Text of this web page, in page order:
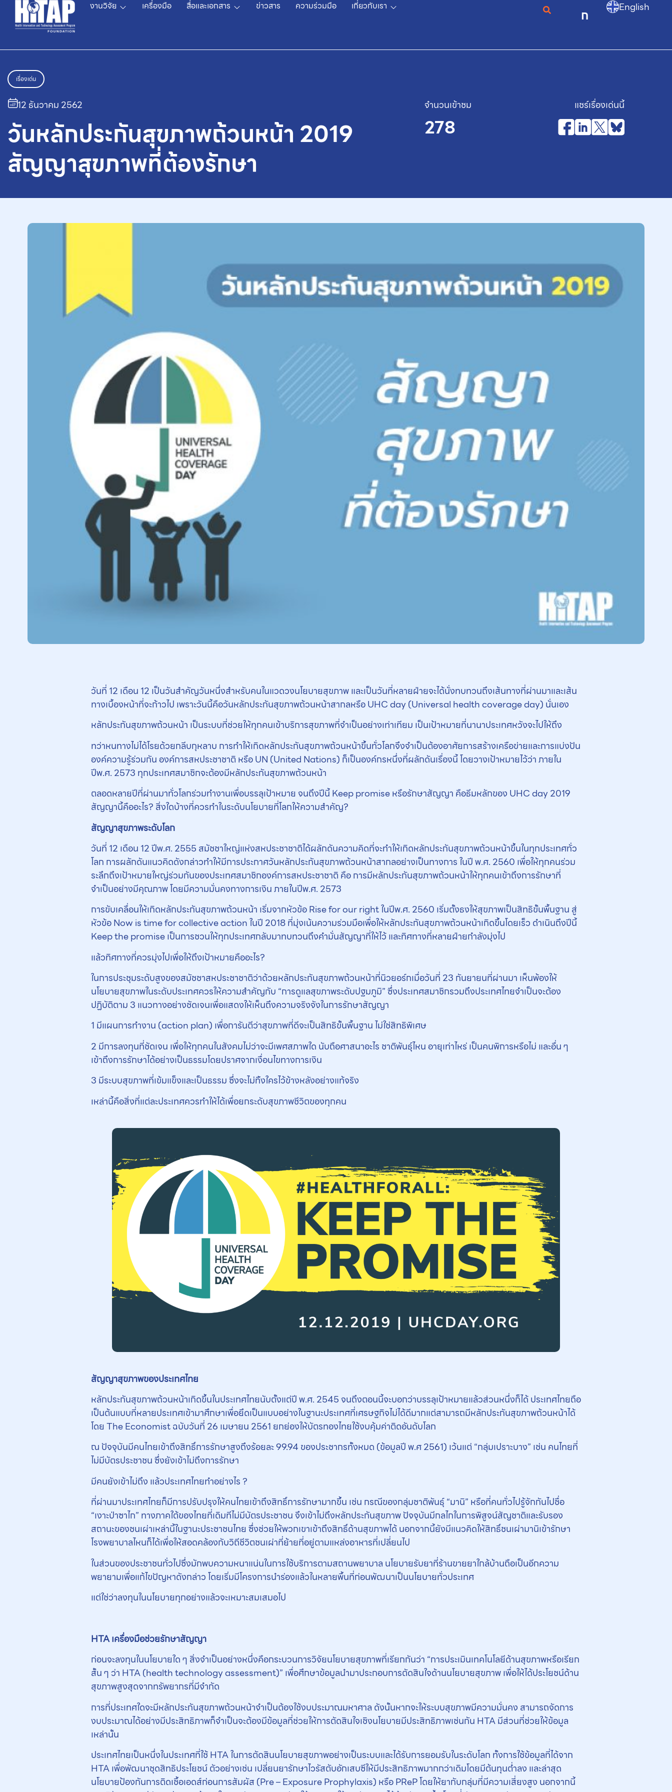
งานวิจัย เครื่องมือ สื่อและเอกสาร ข่าวสาร ความร่วมมือ เกี่ยวกับเรา
ก English
เรื่องเด่น
12 ธันวาคม 2562
วันหลักประกันสุขภาพถ้วนหน้า 2019
สัญญาสุขภาพที่ต้องรักษา
จำนวนเข้าชม
278
แชร์เรื่องเด่นนี้
วันที่ 12 เดือน 12 เป็นวันสำคัญวันหนึ่งสำหรับคนในแวดวงนโยบายสุขภาพ และเป็นวันที่หลายฝ่ายจะได้นั่งทบทวนถึงเส้นทางที่ผ่านมาและเส้น
ทางเบื้องหน้าที่จะก้าวไป เพราะวันนี้คือวันหลักประกันสุขภาพถ้วนหน้าสากลหรือ UHC day (Universal health coverage day) นั่นเอง
หลักประกันสุขภาพถ้วนหน้า เป็นระบบที่ช่วยให้ทุกคนเข้าบริการสุขภาพที่จำเป็นอย่างเท่าเทียม เป็นเป้าหมายที่นานาประเทศหวังจะไปให้ถึง
ทว่าหนทางไม่ได้โรยด้วยกลีบกุหลาบ การทำให้เกิดหลักประกันสุขภาพถ้วนหน้าขึ้นทั่วโลกจึงจำเป็นต้องอาศัยการสร้างเครือข่ายและการแบ่งปัน
องค์ความรู้ร่วมกัน องค์การสหประชาชาติ หรือ UN (United Nations) ก็เป็นองค์กรหนึ่งที่ผลักดันเรื่องนี้ โดยวางเป้าหมายไว้ว่า ภายใน
ปีพ.ศ. 2573 ทุกประเทศสมาชิกจะต้องมีหลักประกันสุขภาพถ้วนหน้า
ตลอดหลายปีที่ผ่านมาทั่วโลกร่วมทำงานเพื่อบรรลุเป้าหมาย จนถึงปีนี้ Keep promise หรือรักษาสัญญา คือธีมหลักของ UHC day 2019
สัญญานี้คืออะไร? สิ่งใดบ้างที่ควรทำในระดับนโยบายที่โลกให้ความสำคัญ?
สัญญาสุขภาพระดับโลก
วันที่ 12 เดือน 12 ปีพ.ศ. 2555 สมัชชาใหญ่แห่งสหประชาชาติได้ผลักดันความคิดที่จะทำให้เกิดหลักประกันสุขภาพถ้วนหน้าขึ้นในทุกประเทศทั่ว
โลก การผลักดันแนวคิดดังกล่าวทำให้มีการประกาศวันหลักประกันสุขภาพถ้วนหน้าสากลอย่างเป็นทางการ ในปี พ.ศ. 2560 เพื่อให้ทุกคนร่วม
ระลึกถึงเป้าหมายใหญ่ร่วมกันของประเทศสมาชิกองค์การสหประชาชาติ คือ การมีหลักประกันสุขภาพถ้วนหน้าให้ทุกคนเข้าถึงการรักษาที่
จำเป็นอย่างมีคุณภาพ โดยมีความมั่นคงทางการเงิน ภายในปีพ.ศ. 2573
การขับเคลื่อนให้เกิดหลักประกันสุขภาพถ้วนหน้า เริ่มจากหัวข้อ Rise for our right ในปีพ.ศ. 2560 เริ่มตั้งธงให้สุขภาพเป็นสิทธิขั้นพื้นฐาน สู่
หัวข้อ Now is time for collective action ในปี 2018 ที่มุ่งเน้นความร่วมมือเพื่อให้หลักประกันสุขภาพถ้วนหน้าเกิดขึ้นโดยเร็ว ดำเนินถึงปีนี้
Keep the promise เป็นการชวนให้ทุกประเทศกลับมาทบทวนถึงคำมั่นสัญญาที่ให้ไว้ และทิศทางที่หลายฝ่ายกำลังมุ่งไป
แล้วทิศทางที่ควรมุ่งไปเพื่อให้ถึงเป้าหมายคืออะไร?
ในการประชุมระดับสูงของสมัชชาสหประชาชาติว่าด้วยหลักประกันสุขภาพถ้วนหน้าที่นิวยอร์กเมื่อวันที่ 23 กันยายนที่ผ่านมา เห็นพ้องให้
นโยบายสุขภาพในระดับประเทศควรให้ความสำคัญกับ “การดูแลสุขภาพระดับปฐมภูมิ” ซึ่งประเทศสมาชิกรวมถึงประเทศไทยจำเป็นจะต้อง
ปฏิบัติตาม 3 แนวทางอย่างชัดเจนเพื่อแสดงให้เห็นถึงความจริงจังในการรักษาสัญญา
1 มีแผนการทำงาน (action plan) เพื่อการันตีว่าสุขภาพที่ดีจะเป็นสิทธิขั้นพื้นฐาน ไม่ใช่สิทธิพิเศษ
2 มีการลงทุนที่ชัดเจน เพื่อให้ทุกคนในสังคมไม่ว่าจะมีเพศสภาพใด นับถือศาสนาอะไร ชาติพันธุ์ไหน อายุเท่าไหร่ เป็นคนพิการหรือไม่ และอื่น ๆ
เข้าถึงการรักษาได้อย่างเป็นธรรมโดยปราศจากเงื่อนไขทางการเงิน
3 มีระบบสุขภาพที่เข้มแข็งและเป็นธรรม ซึ่งจะไม่ทิ้งใครไว้ข้างหลังอย่างแท้จริง
เหล่านี้คือสิ่งที่แต่ละประเทศควรทำให้ได้เพื่อยกระดับสุขภาพชีวิตของทุกคน
สัญญาสุขภาพของประเทศไทย
หลักประกันสุขภาพถ้วนหน้าเกิดขึ้นในประเทศไทยนับตั้งแต่ปี พ.ศ. 2545 จนถึงตอนนี้จะบอกว่าบรรลุเป้าหมายแล้วส่วนหนึ่งก็ได้ ประเทศไทยถือ
เป็นต้นแบบที่หลายประเทศเข้ามาศึกษาเพื่อยึดเป็นแบบอย่างในฐานะประเทศที่เศรษฐกิจไม่ได้ดีมากแต่สามารถมีหลักประกันสุขภาพถ้วนหน้าได้
โดย The Economist ฉบับวันที่ 26 เมษายน 2561 ยกย่องให้บัตรทองไทยใช้งบคุ้มค่าติดอันดับโลก
ณ ปัจจุบันมีคนไทยเข้าถึงสิทธิ์การรักษาสูงถึงร้อยละ 99.94 ของประชากรทั้งหมด (ข้อมูลปี พ.ศ 2561) เว้นแต่ “กลุ่มเปราะบาง” เช่น คนไทยที่
ไม่มีบัตรประชาชน ซึ่งยังเข้าไม่ถึงการรักษา
มีคนยังเข้าไม่ถึง แล้วประเทศไทยทำอย่างไร ?
ที่ผ่านมาประเทศไทยก็มีการปรับปรุงให้คนไทยเข้าถึงสิทธิ์การรักษามากขึ้น เช่น กรณีของกลุ่มชาติพันธุ์ “มานิ” หรือที่คนทั่วไปรู้จักกันไปชื่อ
“เงาะป่าซาไก” ทางภาคใต้ของไทยที่เดิมทีไม่มีบัตรประชาชน จึงเข้าไม่ถึงหลักประกันสุขภาพ ปัจจุบันมีกลไกในการพิสูจน์สัญชาติและรับรอง
สถานะของชนเผ่าเหล่านี้ในฐานะประชาชนไทย ซึ่งช่วยให้พวกเขาเข้าถึงสิทธิ์ด้านสุขภาพได้ นอกจากนี้ยังมีแนวคิดให้สิทธิ์ชนเผ่ามานิเข้ารักษา
โรงพยาบาลไหนก็ได้เพื่อให้สอดคล้องกับวิถีชีวิตชนเผ่าที่ย้ายที่อยู่ตามแหล่งอาหารที่เปลี่ยนไป
ในส่วนของประชาชนทั่วไปซึ่งมักพบความหนาแน่นในการใช้บริการตามสถานพยาบาล นโยบายรับยาที่ร้านขายยาใกล้บ้านถือเป็นอีกความ
พยายามเพื่อแก้ไขปัญหาดังกล่าว โดยเริ่มมีโครงการนำร่องแล้วในหลายพื้นที่ก่อนพัฒนาเป็นนโยบายทั่วประเทศ
แต่ใช่ว่าลงทุนในนโยบายทุกอย่างแล้วจะเหมาะสมเสมอไป
HTA เครื่องมือช่วยรักษาสัญญา
ก่อนจะลงทุนในนโยบายใด ๆ สิ่งจำเป็นอย่างหนึ่งคือกระบวนการวิจัยนโยบายสุขภาพที่เรียกกันว่า “การประเมินเทคโนโลยีด้านสุขภาพหรือเรียก
สั้น ๆ ว่า HTA (health technology assessment)” เพื่อศึกษาข้อมูลนำมาประกอบการตัดสินใจด้านนโยบายสุขภาพ เพื่อให้ได้ประโยชน์ด้าน
สุขภาพสูงสุดจากทรัพยากรที่มีจำกัด
การที่ประเทศใดจะมีหลักประกันสุขภาพถ้วนหน้าจำเป็นต้องใช้งบประมาณมหาศาล ดังนั้นหากจะให้ระบบสุขภาพมีความมั่นคง สามารถจัดการ
งบประมาณได้อย่างมีประสิทธิภาพก็จำเป็นจะต้องมีข้อมูลที่ช่วยให้การตัดสินใจเชิงนโยบายมีประสิทธิภาพเช่นกัน HTA มีส่วนที่ช่วยให้ข้อมูล
เหล่านั้น
ประเทศไทยเป็นหนึ่งในประเทศที่ใช้ HTA ในการตัดสินนโยบายสุขภาพอย่างเป็นระบบและได้รับการยอมรับในระดับโลก ทั้งการใช้ข้อมูลที่ได้จาก
HTA เพื่อพัฒนาชุดสิทธิประโยชน์ ตัวอย่างเช่น เปลี่ยนยารักษาไวรัสตับอักเสบซีให้มีประสิทธิภาพมากกว่าเดิมโดยมีต้นทุนต่ำลง และล่าสุด
นโยบายป้องกันการติดเชื้อเอดส์ก่อนการสัมผัส (Pre – Exposure Prophylaxis) หรือ PReP โดยให้ยากับกลุ่มที่มีความเสี่ยงสูง นอกจากนี้